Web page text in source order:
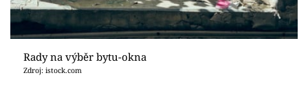
Rady na výběr bytu-okna
Zdroj: istock.com